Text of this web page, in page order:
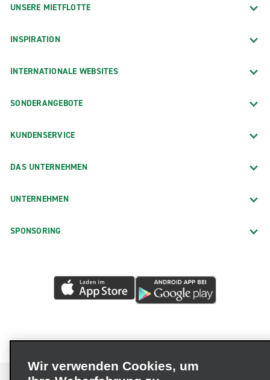
UNSERE MIETFLOTTE
INSPIRATION
INTERNATIONALE WEBSITES
SONDERANGEBOTE
KUNDENSERVICE
DAS UNTERNEHMEN
UNTERNEHMEN
SPONSORING
Wir verwenden Cookies, um